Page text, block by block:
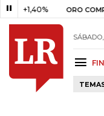
ORO COMPRA